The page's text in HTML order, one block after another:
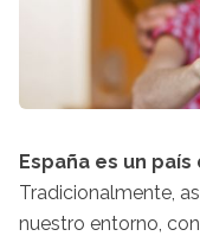
España es un
Tradicionalmente,
nuestro entorno,